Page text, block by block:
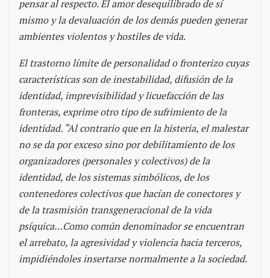
pensar al respecto. El amor desequilibrado de sí
mismo y la devaluación de los demás pueden generar
ambientes violentos y hostiles de vida.
El trastorno límite de personalidad o fronterizo cuyas
características son de inestabilidad, difusión de la
identidad, imprevisibilidad y licuefacción de las
fronteras, exprime otro tipo de sufrimiento de la
identidad. “Al contrario que en la histeria, el malestar
no se da por exceso sino por debilitamiento de los
organizadores (personales y colectivos) de la
identidad, de los sistemas simbólicos, de los
contenedores colectivos que hacían de conectores y
de la trasmisión transgeneracional de la vida
psíquica…Como común denominador se encuentran
el arrebato, la agresividad y violencia hacia terceros,
impidiéndoles insertarse normalmente a la sociedad.